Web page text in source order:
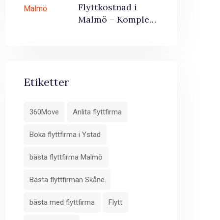
Flyttkostnad i
Malmö – Komplett
Etiketter
360Move Anlita flyttfirma
Boka flyttfirma i Ystad
bästa flyttfirma Malmö
Bästa flyttfirman Skåne
bästa med flyttfirma Flytt